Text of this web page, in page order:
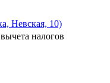
Невская, 10)
налогов